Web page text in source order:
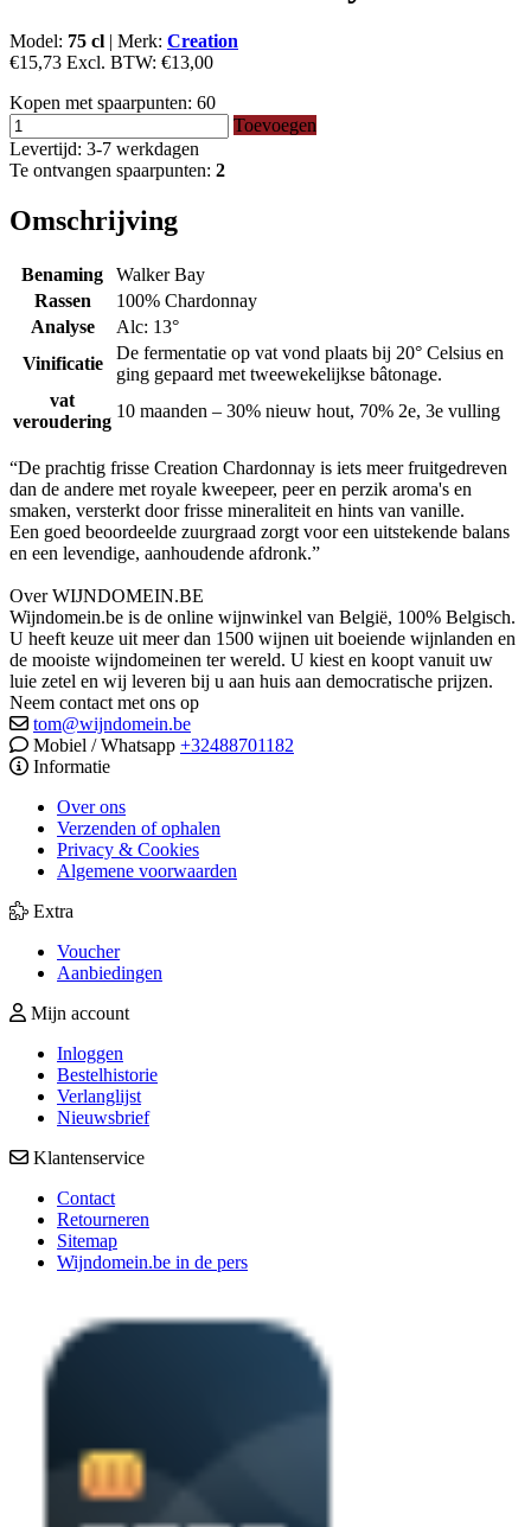
Model: 75 cl | Merk: Creation
€15,73 Excl. BTW: €13,00
Kopen met spaarpunten: 60
Toevoegen
Levertijd: 3-7 werkdagen
Te ontvangen spaarpunten: 2
Omschrijving
Benaming
Walker Bay
Rassen
100% Chardonnay
Analyse
Alc: 13°
Vinificatie
De fermentatie op vat vond plaats bij 20° Celsius en
ging gepaard met tweewekelijkse bâtonage.
vat
veroudering
10 maanden – 30% nieuw hout, 70% 2e, 3e vulling
“De prachtig frisse Creation Chardonnay is iets meer fruitgedreven
dan de andere met royale kweepeer, peer en perzik aroma's en
smaken, versterkt door frisse mineraliteit en hints van vanille.
Een goed beoordeelde zuurgraad zorgt voor een uitstekende balans
en een levendige, aanhoudende afdronk.”
Over WIJNDOMEIN.BE
Wijndomein.be is de online wijnwinkel van België, 100% Belgisch.
U heeft keuze uit meer dan 1500 wijnen uit boeiende wijnlanden en
de mooiste wijndomeinen ter wereld. U kiest en koopt vanuit uw
luie zetel en wij leveren bij u aan huis aan democratische prijzen.
Neem contact met ons op
tom@wijndomein.be
Mobiel / Whatsapp +32488701182
Informatie
Over ons
Verzenden of ophalen
Privacy & Cookies
Algemene voorwaarden
Extra
Voucher
Aanbiedingen
Mijn account
Inloggen
Bestelhistorie
Verlanglijst
Nieuwsbrief
Klantenservice
Contact
Retourneren
Sitemap
Wijndomein.be in de pers